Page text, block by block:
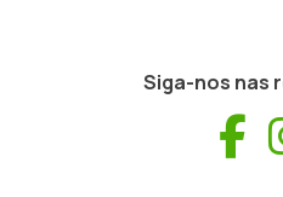
Siga-nos nas